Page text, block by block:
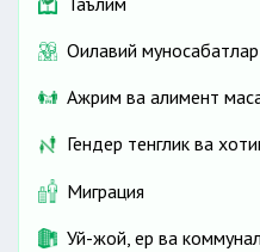
Оилавий муносабатлар
Ажрим ва алимент
Гендер тенглик ва
Миграция
Уй-жой, ер ва